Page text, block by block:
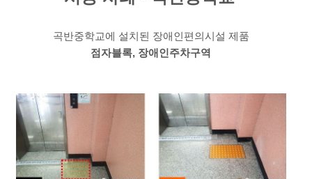
곡반중학교에 설치된​ 장애인편의시설 제품
점자블록, 장애인주차구역